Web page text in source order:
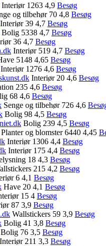
Interiør 1263 4,9 Besøg
og tilbehør 70 4,8 Besøg
Interiør 39 4,7 Besøg
Bolig 5338 4,7 Besøg
36 4,7 Besøg
Interiør 519 4,7 Besøg
5148 4,65 Besøg
Interiør 1276 4,6 Besøg
Interiør 20 4,6 Besøg
235 4,6 Besøg
68 4,6 Besøg
Senge og tilbehør 726 4,6
Bolig 98 4,5 Besøg
Bolig 239 4,5 Besøg
Planter og blomster 6440 4,45
Interiør 1306 4,4 Besøg
Interiør 175 4,4 Besøg
18 4,3 Besøg
215 4,2 Besøg
6 4,1 Besøg
Have 20 4,1 Besøg
15 4 Besøg
87 3,9 Besøg
Wallstickers 59 3,9 Besøg
Bolig 41 3,8 Besøg
Bolig 76 3,5 Besøg
Interiør 211 3,3 Besøg